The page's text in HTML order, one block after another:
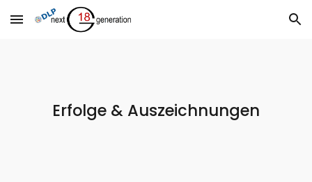
Skip to main content Skip to navigation
Erfolge & Auszeichnungen